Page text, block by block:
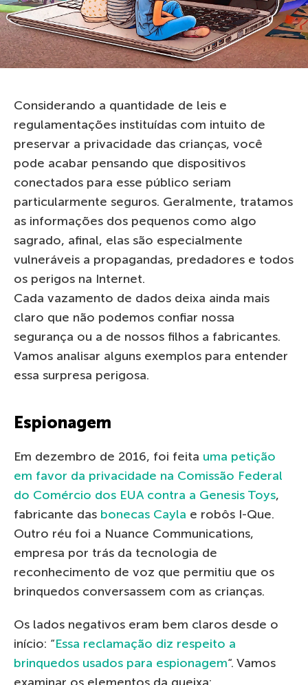
Considerando a quantidade de leis e
regulamentações instituídas com intuito de
preservar a privacidade das crianças, você
pode acabar pensando que dispositivos
conectados para esse público seriam
particularmente seguros. Geralmente, tratamos
as informações dos pequenos como algo
sagrado, afinal, elas são especialmente
vulneráveis a propagandas, predadores e todos
os perigos na Internet.
Cada vazamento de dados deixa ainda mais
claro que não podemos confiar nossa
segurança ou a de nossos filhos a fabricantes.
Vamos analisar alguns exemplos para entender
essa surpresa perigosa.
Espionagem
Em dezembro de 2016, foi feita uma petição
em favor da privacidade na Comissão Federal
do Comércio dos EUA contra a Genesis Toys,
fabricante das bonecas Cayla e robôs I-Que.
Outro réu foi a Nuance Communications,
empresa por trás da tecnologia de
reconhecimento de voz que permitiu que os
brinquedos conversassem com as crianças.
Os lados negativos eram bem claros desde o
início: “Essa reclamação diz respeito a
brinquedos usados para espionagem“. Vamos
examinar os elementos da queixa: